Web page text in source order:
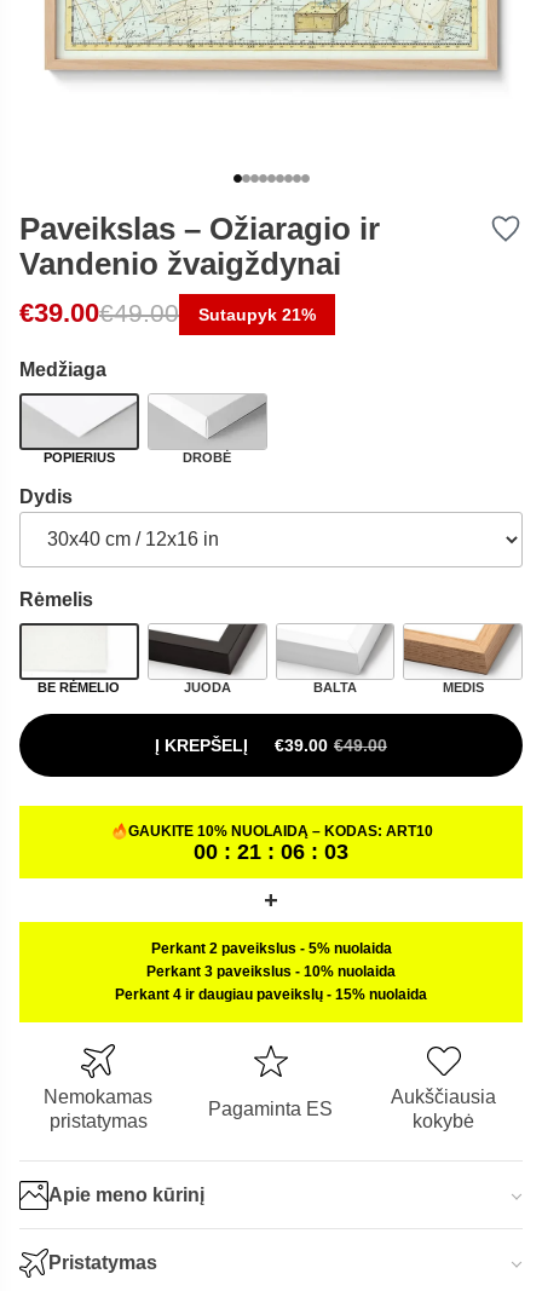
Paveikslas – Ožiaragio ir
Vandenio žvaigždynai
€39.00€49.00
Original price was: €49.00.
Current price is: €39.00.
Sutaupyk 21%
Medžiaga
POPIERIUS DROBĖ
Dydis
Rėmelis
BE RĖMELIO JUODA BALTA MEDIS
Į KREPŠELĮ €39.00 €49.00
ORIGINAL PRICE WAS: €49.00.
CURRENT PRICE IS: €39.00.
GAUKITE 10% NUOLAIDĄ – KODAS: ART10
00 : 21 : 06 : 02
Perkant 2 paveikslus - 5% nuolaida
Perkant 3 paveikslus - 10% nuolaida
Perkant 4 ir daugiau paveikslų - 15% nuolaida
Nemokamas
pristatymas
Pagaminta ES
Aukščiausia
kokybė
Apie meno kūrinį
Pristatymas